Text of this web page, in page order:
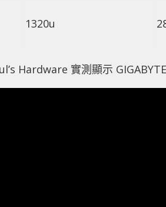
1320u
Hardware 實測顯示